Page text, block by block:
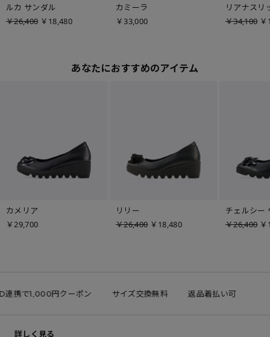
ルカ サンダル
￥26,400 ￥18,480
カミーラ
￥33,000
リアナスリ
￥34,100
あなたにおすすめのアイテム
カメリア
￥29,700
リリー
￥26,400 ￥18,480 ￥26,400
携で1,000円クーポン サイズ交換無料 返品着払い可
詳しく見る